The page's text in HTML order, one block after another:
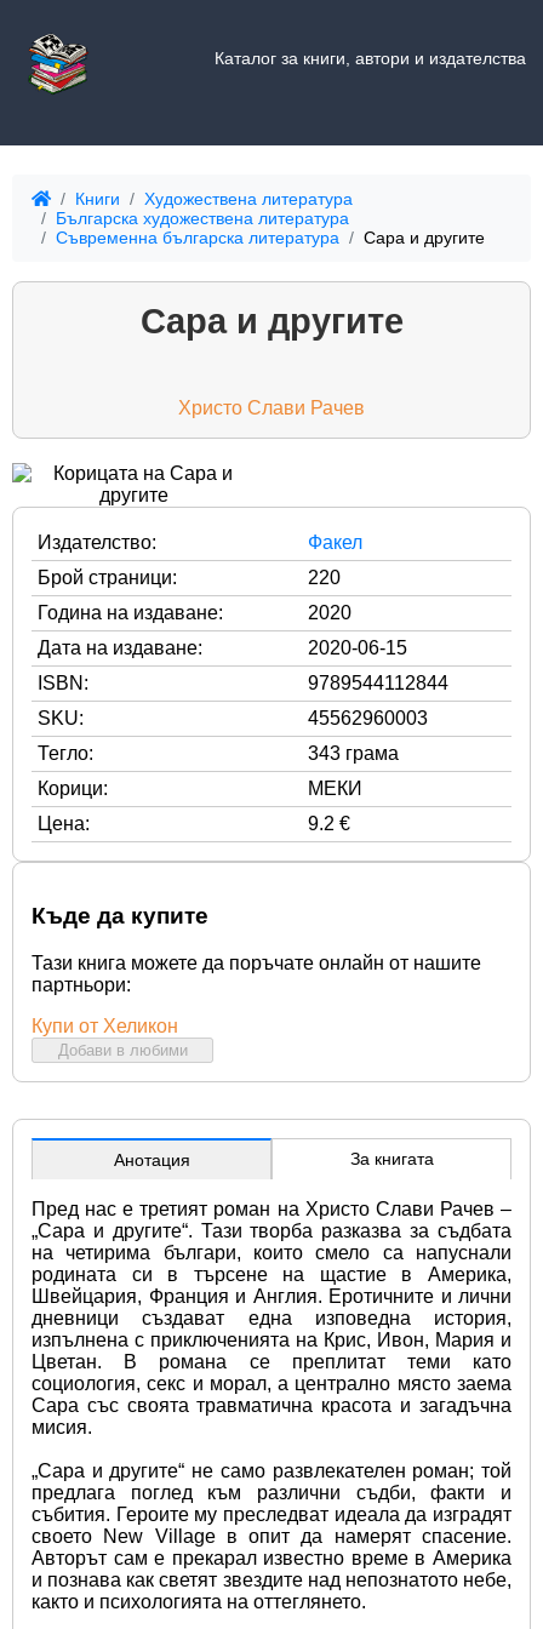
Каталог за книги, автори и издателства
Книги
Художествена литература
Българска художествена литература
Съвременна българска литература
Сара и другите
Сара и другите
Христо Слави Рачев
Издателство:
Факел
Брой страници:
220
Година на издаване:
2020
Дата на издаване:
2020-06-15
ISBN:
9789544112844
SKU:
45562960003
Тегло:
343 грама
Корици:
МЕКИ
Цена:
9.2 €
Къде да купите
Тази книга можете да поръчате онлайн от нашите
партньори:
Купи от Хеликон
Добави в любими
Анотация За книгата
Пред нас е третият роман на Христо Слави Рачев –
„Сара и другите“. Тази творба разказва за съдбата
на четирима българи, които смело са напуснали
родината си в търсене на щастие в Америка,
Швейцария, Франция и Англия. Еротичните и лични
дневници създават една изповедна история,
изпълнена с приключенията на Крис, Ивон, Мария и
Цветан. В романа се преплитат теми като
социология, секс и морал, а централно място заема
Сара със своята травматична красота и загадъчна
мисия.
„Сара и другите“ не само развлекателен роман; той
предлага поглед към различни съдби, факти и
събития. Героите му преследват идеала да изградят
своето New Village в опит да намерят спасение.
Авторът сам е прекарал известно време в Америка
и познава как светят звездите над непознатото небе,
както и психологията на оттеглянето.